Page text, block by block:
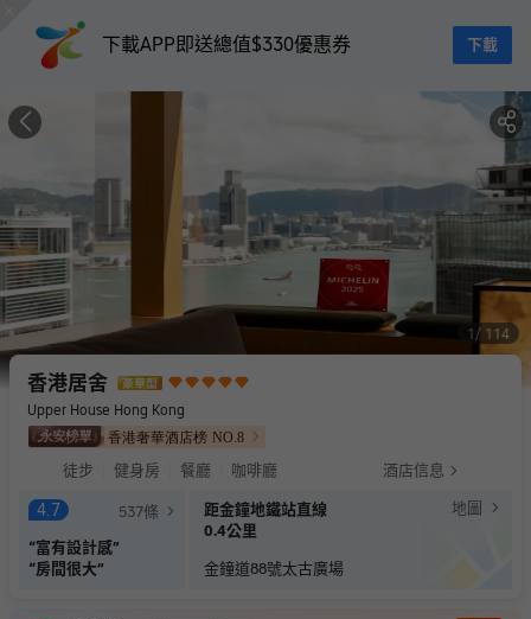
下載APP即送總值$330優惠券 下載
1 114
香港居舍
Upper House Hong Kong
香港奢華酒店榜 NO. 8
徒步 健身房 餐廳 咖啡廳 酒店信息
4.7 537條
“富有設計感”
“房間很大”
距金鐘地鐵站直線
0.4公里
地圖
金鐘道88號太古廣場